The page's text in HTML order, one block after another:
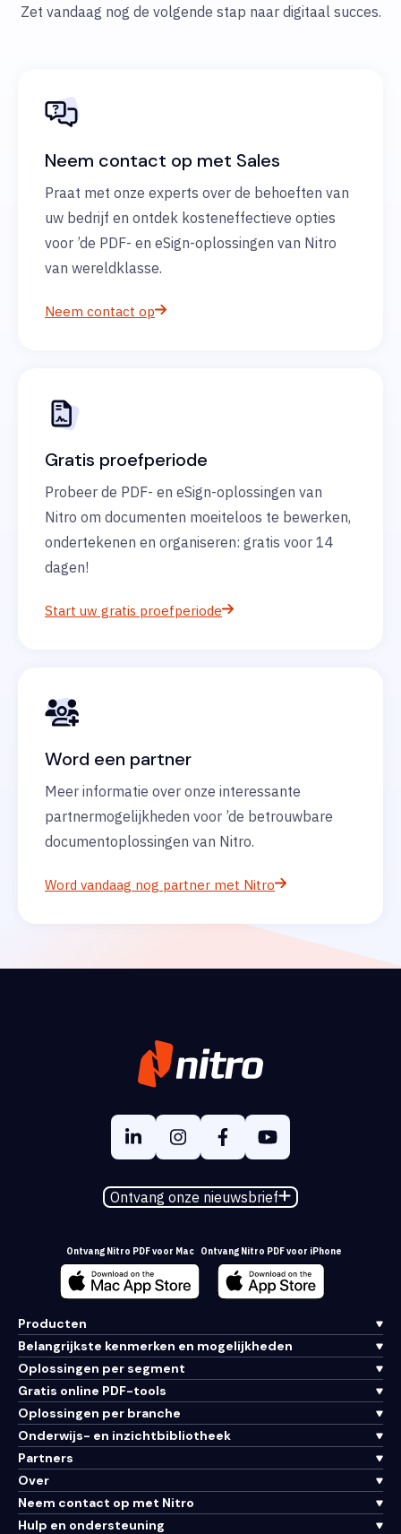
Zet vandaag nog de volgende stap naar digitaal succes.
Neem contact op met Sales
Praat met onze experts over de behoeften van
uw bedrijf en ontdek kosteneffectieve opties
voor ’de PDF- en eSign-oplossingen van Nitro
van wereldklasse.
Neem contact op
Gratis proefperiode
Probeer de PDF- en eSign-oplossingen van
Nitro om documenten moeiteloos te bewerken,
ondertekenen en organiseren: gratis voor 14
dagen!
Start uw gratis proefperiode
Word een partner
Meer informatie over onze interessante
partnermogelijkheden voor ’de betrouwbare
documentoplossingen van Nitro.
Word vandaag nog partner met Nitro
Ontvang onze nieuwsbrief
Ontvang Nitro PDF voor Mac Ontvang Nitro PDF voor iPhone
Producten
Belangrijkste kenmerken en mogelijkheden
Oplossingen per segment
Gratis online PDF-tools
Oplossingen per branche
Onderwijs- en inzichtbibliotheek
Partners
Over
Neem contact op met Nitro
Hulp en ondersteuning